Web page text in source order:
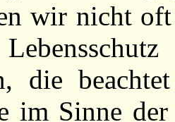
wir nicht
die
im Sinne